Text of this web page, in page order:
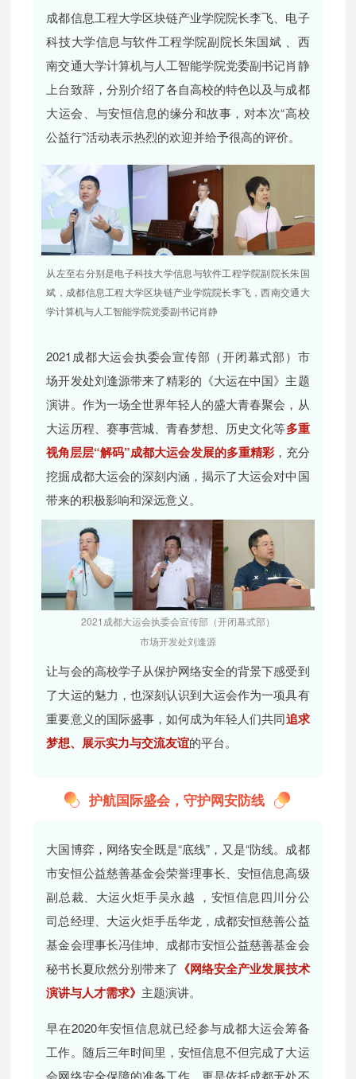
成都信息工程大学区块链产业学院院长李飞、电子
科技大学信息与软件工程学院副院长朱国斌 、西
南交通大学计算机与人工智能学院党委副书记肖静
上台致辞，分别介绍了各自高校的特色以及与成都
大运会、与安恒信息的缘分和故事，对本次“高校
公益行”活动表示热烈的欢迎并给予很高的评价。
从左至右分别是电子科技大学信息与软件工程学院副院长朱国
斌，成都信息工程大学区块链产业学院院长李飞，西南交通大
学计算机与人工智能学院党委副书记肖静
2021成都大运会执委会宣传部（开闭幕式部）市
场开发处刘逢源带来了精彩的《大运在中国》主题
演讲。作为一场全世界年轻人的盛大青春聚会，从
大运历程、赛事营城、青春梦想、历史文化等多重
视角层层“解码”成都大运会发展的多重精彩，充分
挖掘成都大运会的深刻内涵，揭示了大运会对中国
带来的积极影响和深远意义。
2021成都大运会执委会宣传部（开闭幕式部）
市场开发处刘逢源
让与会的高校学子从保护网络安全的背景下感受到
了大运的魅力，也深刻认识到大运会作为一项具有
重要意义的国际盛事，如何成为年轻人们共同追求
梦想、展示实力与交流友谊的平台。
护航国际盛会，守护网安防线
大国博弈，网络安全既是“底线”，又是“防线。成都
市安恒公益慈善基金会荣誉理事长、安恒信息高级
副总裁、大运火炬手吴永越 ，安恒信息四川分公
司总经理、大运火炬手岳华龙，成都安恒慈善公益
基金会理事长冯佳坤、成都市安恒公益慈善基金会
秘书长夏欣然分别带来了 《网络安全产业发展技术
演讲与人才需求》 主题演讲。
早在2020年安恒信息就已经参与成都大运会筹备
工作。随后三年时间里，安恒信息不但完成了大运
会网络安全保障的准备工作，更是依托成都无处不